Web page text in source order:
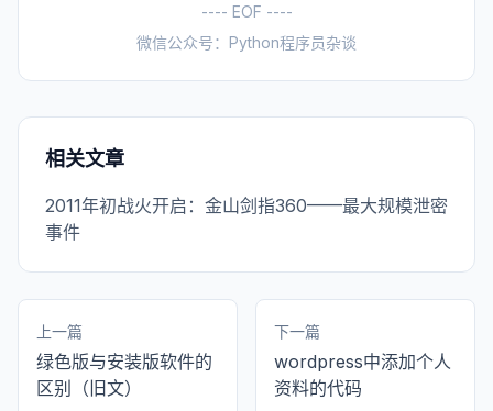
---- EOF ----
微信公众号：Python程序员杂谈
相关文章
2011年初战火开启：金山剑指360——最大规模泄密
事件
上一篇
绿色版与安装版软件的
区别（旧文）
下一篇
wordpress中添加个人
资料的代码